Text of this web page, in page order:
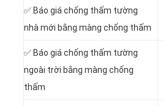
✅ Báo giá chống thấm tường
nhà mới bằng màng chống thấm
✅ Báo giá chống thấm tường
ngoài trời bằng màng chống
thấm